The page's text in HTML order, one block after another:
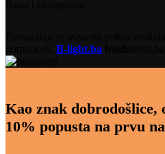
B-light.ba
Kao znak dobrodošlice,
10% popusta na prvu